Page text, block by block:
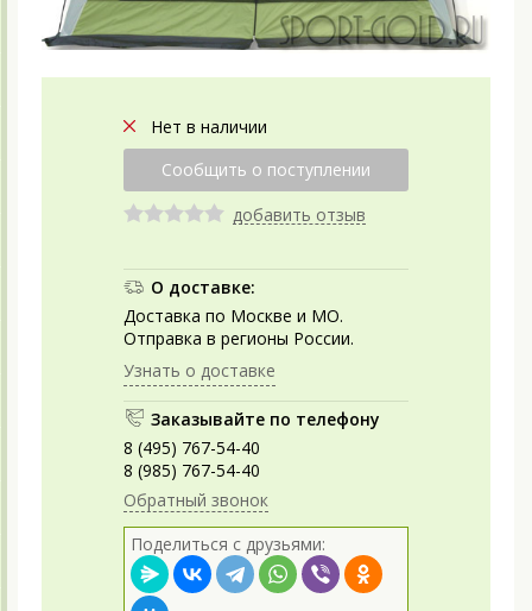
Нет в наличии
добавить отзыв
О доставке:
Доставка по Москве и МО.
Отправка в регионы России.
Узнать о доставке
Заказывайте по телефону
8 (495) 767-54-40
8 (985) 767-54-40
Обратный звонок
Поделиться с друзьями: